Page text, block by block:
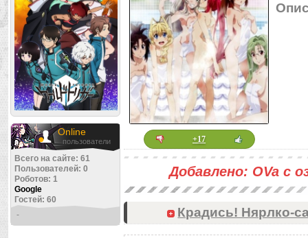
Online
пользователи
Всего на сайте: 61
Пользователей: 0
Роботов: 1
Google
Гостей: 60
-
+17
Добавлено: OVa с
Крадись! Нярлко-